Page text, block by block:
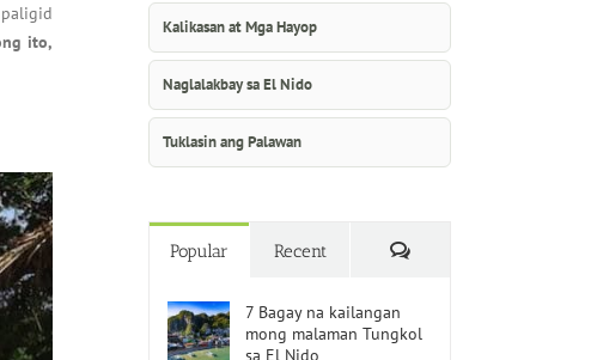
ito,
Kalikasan at Mga Hayop
Naglalakbay sa El Nido
Tuklasin ang Palawan
Popular Recent Comments
7 Bagay na kailangan
mong malaman Tungkol
sa El Nido